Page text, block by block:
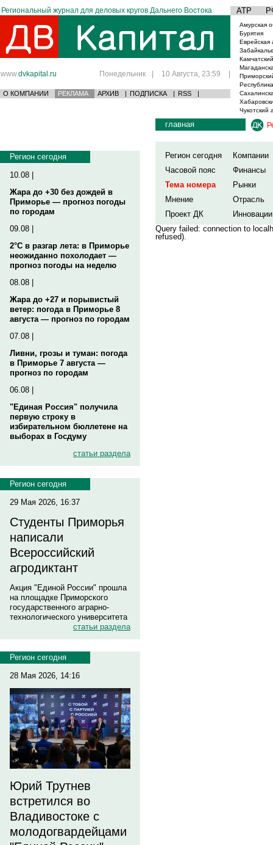
Региональный журнал для деловых кругов Дальнего Востока АТР
www.dvkapital.ru Понедельник | 10 Августа, 23:59 |
О КОМПАНИИ РЕКЛАМА АРХИВ | ПОДПИСКА | RSS |
Амурская
Бурятия
Еврейская
Чукотский
Регион сегодня
10.08 |
Жара до +30 без дождей в
Приморье — прогноз погоды
по городам
09.08 |
2°C в разгар лета: в Приморье
неожиданно похолодает —
прогноз погоды на неделю
08.08 |
Жара до +27 и порывистый
ветер: погода в Приморье 8
августа — прогноз по городам
07.08 |
Ливни, грозы и туман: погода
в Приморье 7 августа —
прогноз по городам
06.08 |
"Единая Россия" получила
первую строку в
избирательном бюллетене на
выборах в Госдуму
статьи раздела
Регион сегодня
29 Мая 2026, 16:37
Студенты Приморья
написали
Всероссийский
агродиктант
Акция "Единой России" прошла
на площадке Приморского
государственного аграрно-
технологического университета
статьи раздела
Регион сегодня
28 Мая 2026, 14:16
Юрий Трутнев
встретился во
Владивостоке с
молодогвардейцами
главная
Регион сегодня
Компании
Часовой пояс
Финансы
Тема номера
Рынки
Мнение
Отрасль
Проект ДК
Инновации
Query failed: connection to
refused).